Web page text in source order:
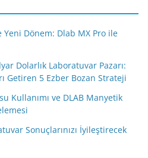
Dönem: Dlab MX Pro ile
Dolarlık Laboratuvar Pazarı:
Getiren 5 Ezber Bozan Strateji
Kullanımı ve DLAB Manyetik
Sonuçlarınızı İyileştirecek